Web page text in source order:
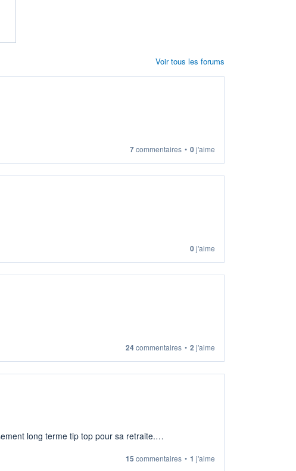
7commentaires • 0j'aime
0j'aime
24commentaires • 2 j'aime
long terme tip top pour sa retraite.
15 commentaires • 1 j'aime
Voir tous les forums